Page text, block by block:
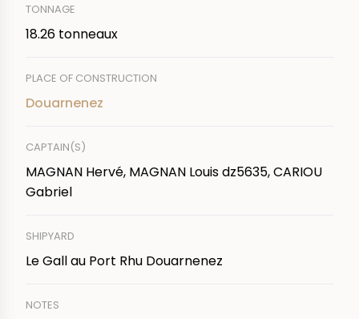
TONNAGE
18.26 tonneaux
PLACE OF CONSTRUCTION
Douarnenez
CAPTAIN(S)
MAGNAN Hervé, MAGNAN Louis dz5635, CARIOU
Gabriel
SHIPYARD
Le Gall au Port Rhu Douarnenez
NOTES